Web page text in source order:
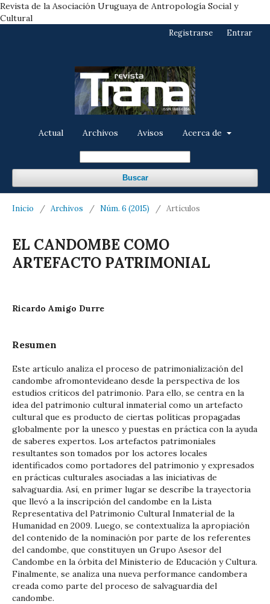
Revista de la Asociación Uruguaya de Antropología Social y
Cultural
Actual Archivos Avisos Acerca de
Buscar
Registrarse Entrar
Inicio / Archivos / Núm. 6 (2015) / Artículos
EL CANDOMBE COMO
ARTEFACTO PATRIMONIAL
Ricardo Amigo Durre
Resumen
Este artículo analiza el proceso de patrimonialización del
candombe afromontevideano desde la perspectiva de los
estudios críticos del patrimonio. Para ello, se centra en la
idea del patrimonio cultural inmaterial como un artefacto
cultural que es producto de ciertas políticas propagadas
globalmente por la unesco y puestas en práctica con la ayuda
de saberes expertos. Los artefactos patrimoniales
resultantes son tomados por los actores locales
identificados como portadores del patrimonio y expresados
en prácticas culturales asociadas a las iniciativas de
salvaguardia. Así, en primer lugar se describe la trayectoria
que llevó a la inscripción del candombe en la Lista
Representativa del Patrimonio Cultural Inmaterial de la
Humanidad en 2009. Luego, se contextualiza la apropiación
del contenido de la nominación por parte de los referentes
del candombe, que constituyen un Grupo Asesor del
Candombe en la órbita del Ministerio de Educación y Cultura.
Finalmente, se analiza una nueva performance candombera
creada como parte del proceso de salvaguardia del
candombe.